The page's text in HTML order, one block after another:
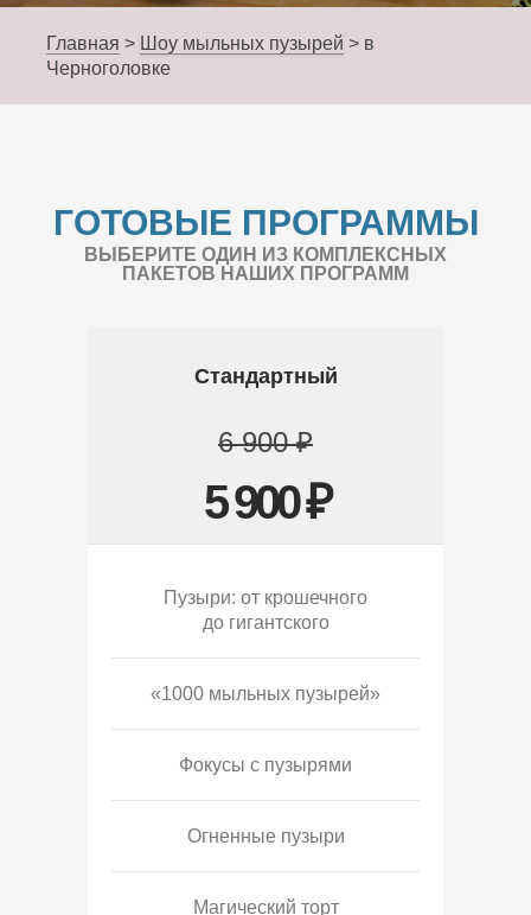
Главная > Шоу мыльных пузырей > в
Черноголовке
ГОТОВЫЕ ПРОГРАММЫ
ВЫБЕРИТЕ ОДИН ИЗ КОМПЛЕКСНЫХ
ПАКЕТОВ НАШИХ ПРОГРАММ
Стандартный
6 900 ₽
5 900 ₽
Пузыри: от крошечного
до гигантского
«1000 мыльных пузырей»
Фокусы с пузырями
Огненные пузыри
Магический торт